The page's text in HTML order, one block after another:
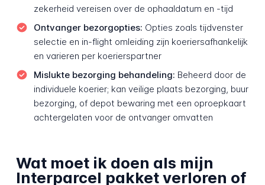
zekerheid vereisen over de ophaaldatum en -tijd
Ontvanger bezorgopties: Opties zoals tijdvenster
selectie en in-flight omleiding zijn koeriers­afhankelijk
en varieren per koerierspartner
Mislukte bezorging behandeling: Beheerd door de
individuele koerier; kan veilige plaats bezorging, buur
bezorging, of depot bewaring met een oproepkaart
achtergelaten voor de ontvanger omvatten
Wat moet ik doen als mijn
Interparcel pakket verloren of